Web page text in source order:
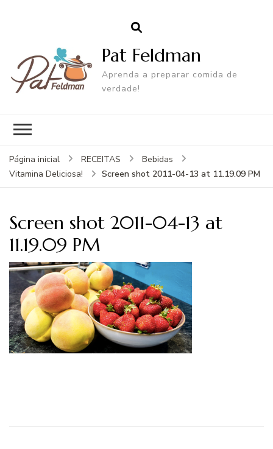
Pat Feldman
Aprenda a preparar comida de
verdade!
Página inicial RECEITAS
Bebidas
Vitamina Deliciosa!
Screen shot 2011-04-13 at 11.19.09 PM
Screen shot 2011-04-13 at
11.19.09 PM